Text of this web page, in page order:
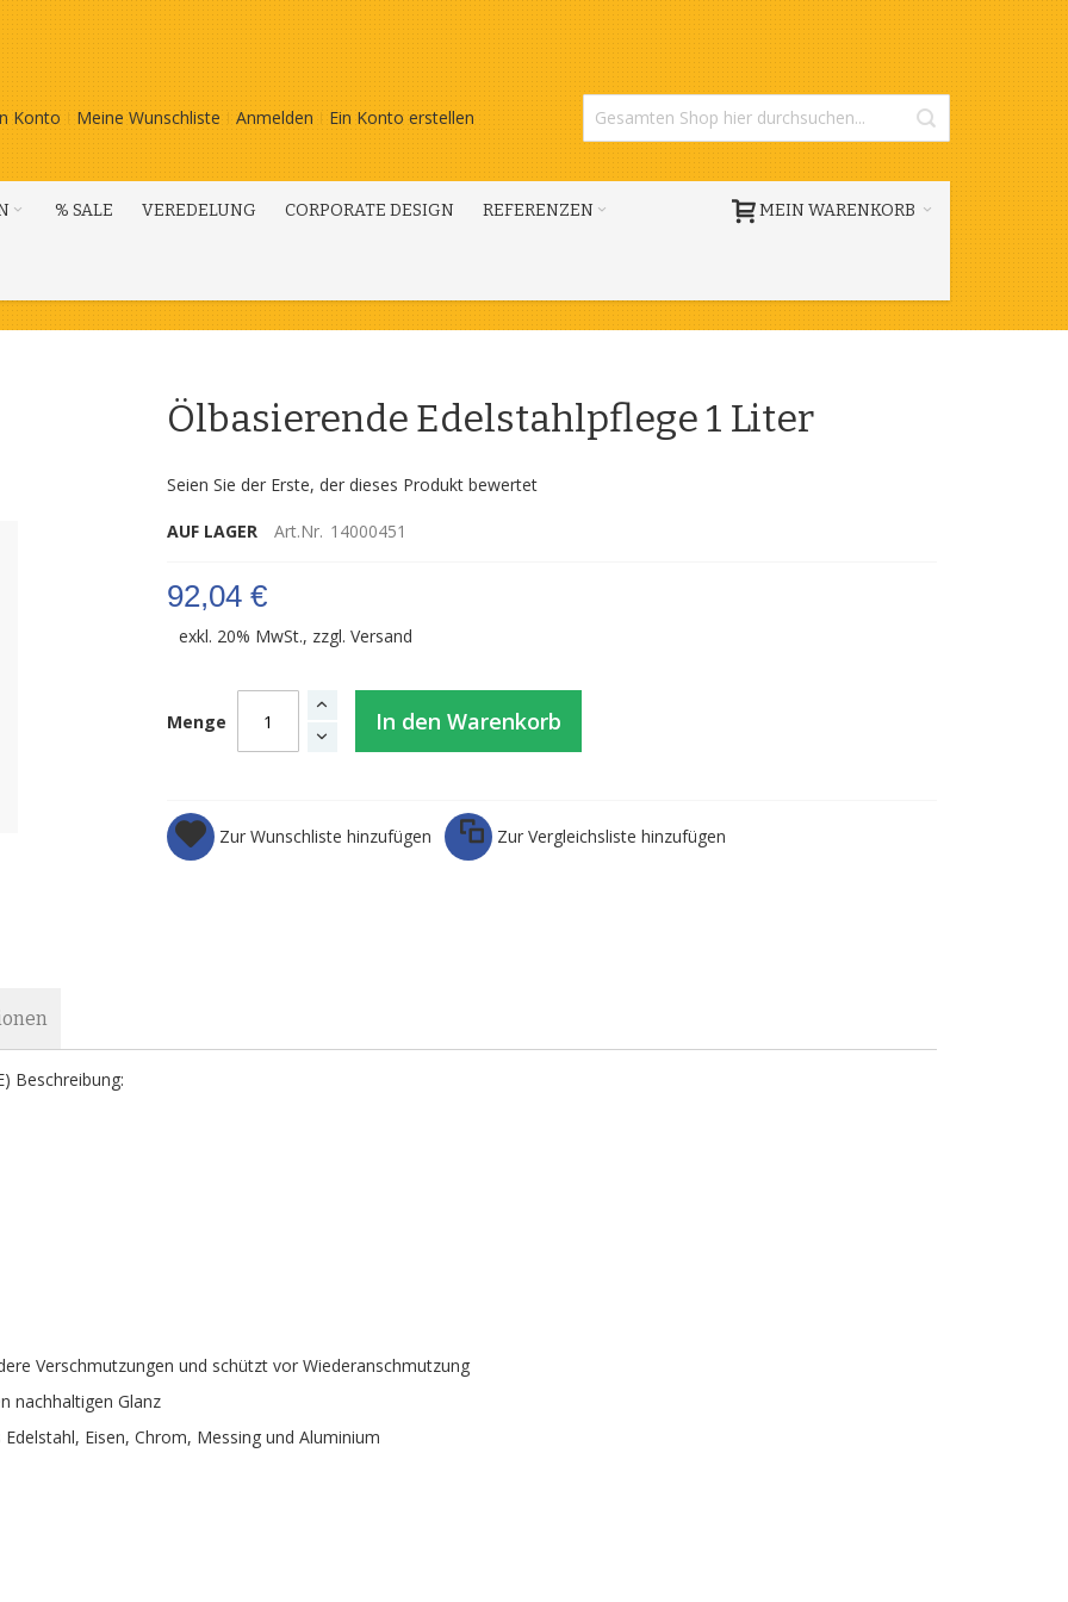
Konto Meine Wunschliste Anmelden Ein Konto erstellen
MEIN WARENKORB
% SALE VEREDELUNG CORPORATE DESIGN REFERENZEN
Ölbasierende Edelstahlpflege 1 Liter
Seien Sie der Erste, der dieses Produkt bewertet
AUF LAGER Art.Nr. 14000451
92,04 €
exkl. 20% MwSt., zzgl. Versand
Menge In den Warenkorb
Zur Wunschliste hinzufügen Zur Vergleichsliste hinzufügen
Beschreibung:
Verschmutzungen und schützt vor Wiederanschmutzung
nachhaltigen Glanz
Eisen, Chrom, Messing und Aluminium